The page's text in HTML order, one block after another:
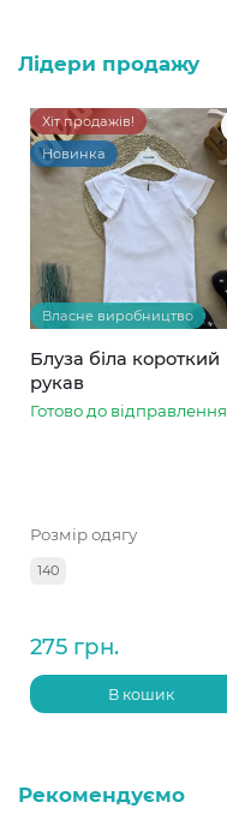
Лідери продажу
Хіт продажів!
Новинка
Власне виробництво
Блуза біла короткий
рукав
Готово до відправлення
Розмір одягу
140
275 грн.
В кошик
Рекомендуємо